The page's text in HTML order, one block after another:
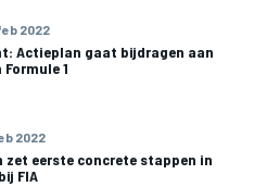
2022
Actieplan gaat bijdragen aan
1
2022
zet eerste concrete stappen in
FIA